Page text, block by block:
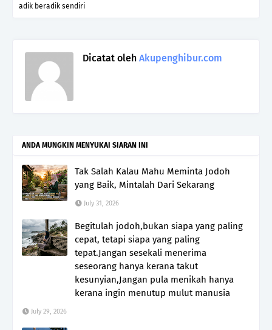
adik beradik sendiri
Dicatat oleh Akupenghibur.com
ANDA MUNGKIN MENYUKAI SIARAN INI
Tak Salah Kalau Mahu Meminta Jodoh
yang Baik, Mintalah Dari Sekarang
July 31, 2026
Begitulah jodoh,bukan siapa yang paling
cepat, tetapi siapa yang paling
tepat.Jangan sesekali menerima
seseorang hanya kerana takut
kesunyian,Jangan pula menikah hanya
kerana ingin menutup mulut manusia
July 29, 2026